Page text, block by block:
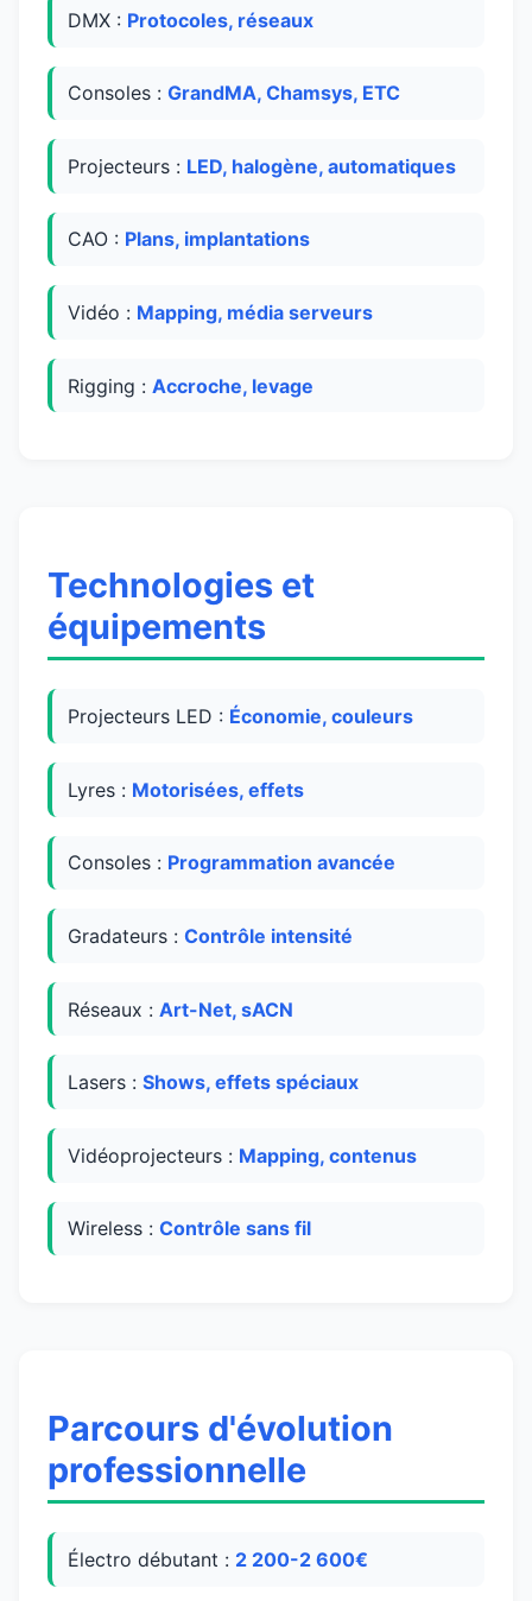
DMX : Protocoles, réseaux
Consoles : GrandMA, Chamsys, ETC
Projecteurs : LED, halogène, automatiques
CAO : Plans, implantations
Vidéo : Mapping, média serveurs
Rigging : Accroche, levage
Technologies et
équipements
Projecteurs LED : Économie, couleurs
Lyres : Motorisées, effets
Consoles : Programmation avancée
Gradateurs : Contrôle intensité
Réseaux : Art-Net, sACN
Lasers : Shows, effets spéciaux
Vidéoprojecteurs : Mapping, contenus
Wireless : Contrôle sans fil
Parcours d'évolution
professionnelle
Électro débutant : 2 200-2 600€